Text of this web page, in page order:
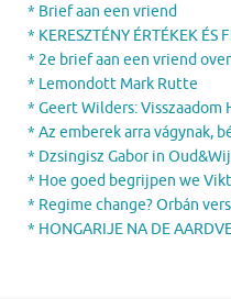
* Brief aan een vriend
* KERESZTÉNY ÉRTÉKEK ÉS
* 2e brief aan een vriend
* Lemondott Mark Rutte
* Geert Wilders:
* Az emberek arra vágynak,
* Dzsingisz Gabor in
* Hoe goed begrijpen we
* Regime change? Orbán
* HONGARIJE NA DE